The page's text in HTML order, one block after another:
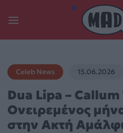
Celeb News 15.06.2026
Dua Lipa –
Ονειρεμένος
στην Ακτή